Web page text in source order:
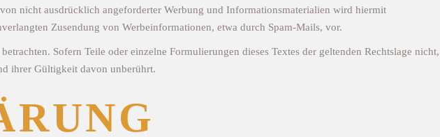
nicht ausdrücklich angeforderter Werbung und Informationsmaterialien wird hiermit
Zusendung von Werbeinformationen, etwa durch Spam-Mails, vor.
Sofern Teile oder einzelne Formulierungen dieses Textes der geltenden Rechtslage nicht,
ihrer Gültigkeit davon unberührt.